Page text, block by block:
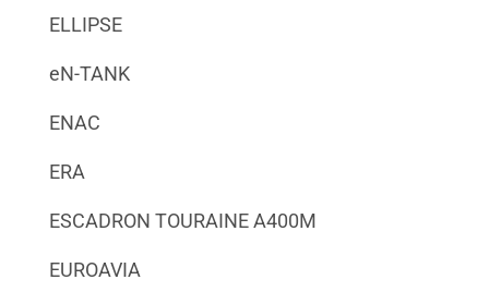
ELLIPSE
eN-TANK
ENAC
ERA
ESCADRON TOURAINE A400M
EUROAVIA